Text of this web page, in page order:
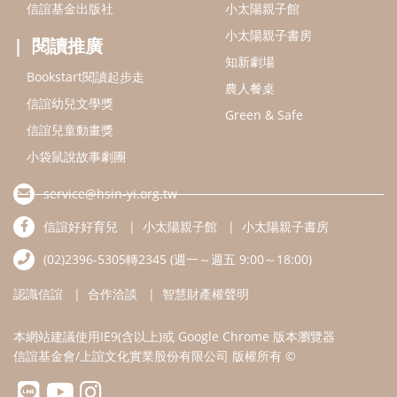
信誼好好育兒
小太陽親子書房
(02)2396-5305轉2345 (週一～週五 9:00～18:00)
認識信誼 合作洽談 智慧財產權聲明
本網站建議使用IE9(含以上)或 Google Chrome 版本瀏覽器
信誼基金會/上誼文化實業股份有限公司 版權所有 ©